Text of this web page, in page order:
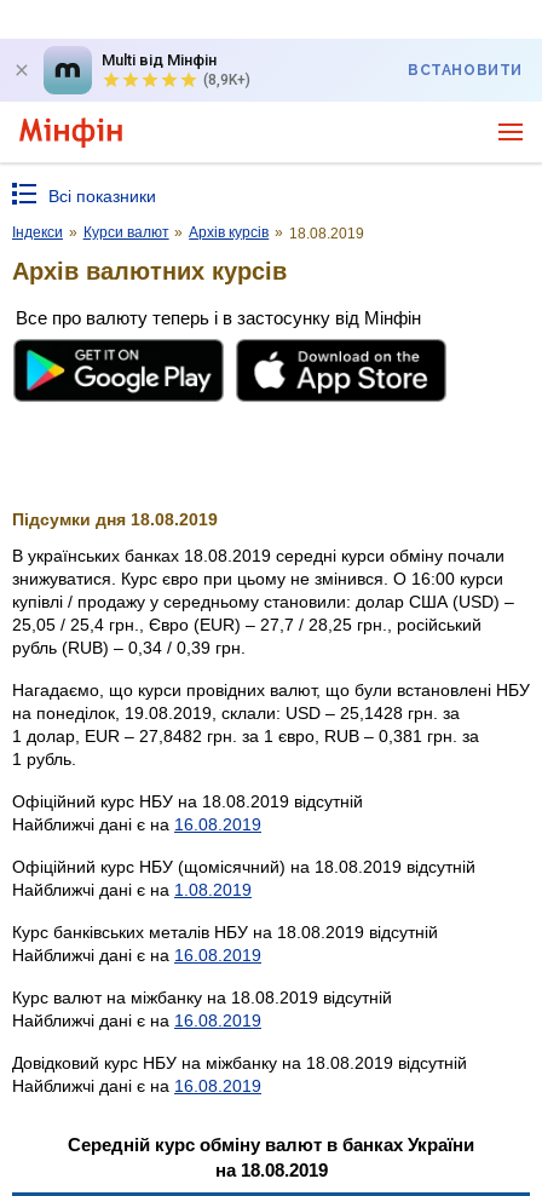
Multi від Мінфін
(8,9K+)
ВСТАНОВИТИ
Всі показники
Індекси » Курси валют » Архів курсів » 18.08.2019
Архів валютних курсів
Все про валюту теперь і в застосунку від Мінфін
Підсумки дня 18.08.2019
В українських банках 18.08.2019 середні курси обміну почали
знижуватися. Курс євро при цьому не змінився. О 16:00 курси
купівлі / продажу у середньому становили: долар США (USD) –
25,05 / 25,4 грн., Євро (EUR) – 27,7 / 28,25 грн., російський
рубль (RUB) – 0,34 / 0,39 грн.
Нагадаємо, що курси провідних валют, що були встановлені НБУ
на понеділок, 19.08.2019, склали: USD – 25,1428 грн. за
1 долар, EUR – 27,8482 грн. за 1 євро, RUB – 0,381 грн. за
1 рубль.
Офіційний курс НБУ на 18.08.2019 відсутній
Найближчі дані є на 16.08.2019
Офіційний курс НБУ (щомісячний) на 18.08.2019 відсутній
Найближчі дані є на 1.08.2019
Курс банківських металів НБУ на 18.08.2019 відсутній
Найближчі дані є на 16.08.2019
Курс валют на міжбанку на 18.08.2019 відсутній
Найближчі дані є на 16.08.2019
Довідковий курс НБУ на міжбанку на 18.08.2019 відсутній
Найближчі дані є на 16.08.2019
Середній курс обміну валют в банках України
на 18.08.2019